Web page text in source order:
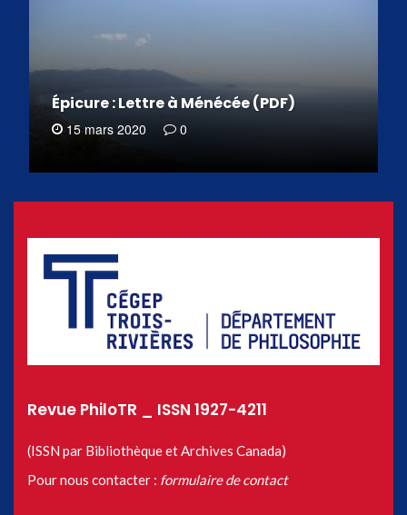
Épicure : Lettre à Ménécée (PDF)
15 mars 2020 0
Revue PhiloTR _ ISSN 1927-4211
(ISSN par Bibliothèque et Archives Canada)
Pour nous contacter : formulaire de contact